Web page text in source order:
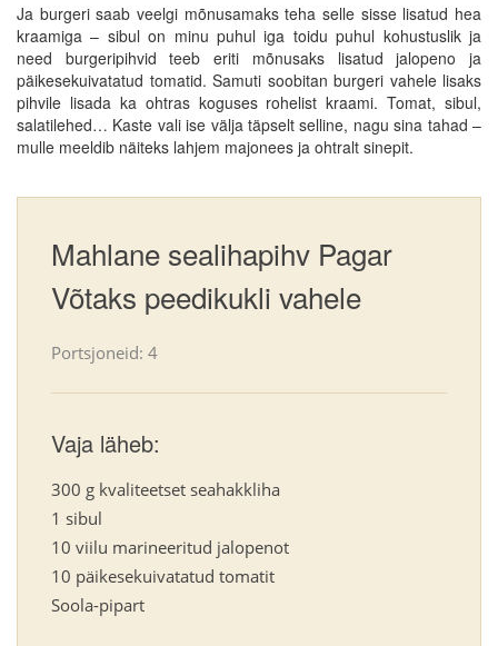
Ja burgeri saab veelgi mõnusamaks teha selle sisse lisatud hea
kraamiga – sibul on minu puhul iga toidu puhul kohustuslik ja
need burgeripihvid teeb eriti mõnusaks lisatud jalopeno ja
päikesekuivatatud tomatid. Samuti soobitan burgeri vahele lisaks
pihvile lisada ka ohtras koguses rohelist kraami. Tomat, sibul,
salatilehed… Kaste vali ise välja täpselt selline, nagu sina tahad –
mulle meeldib näiteks lahjem majonees ja ohtralt sinepit.
Mahlane sealihapihv Pagar
Võtaks peedikukli vahele
Portsjoneid: 4
Vaja läheb:
300 g kvaliteetset seahakkliha
1 sibul
10 viilu marineeritud jalopenot
10 päikesekuivatatud tomatit
Soola-pipart